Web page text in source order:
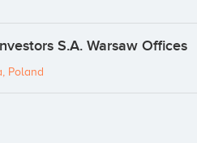
S.A. Warsaw Offices
Poland